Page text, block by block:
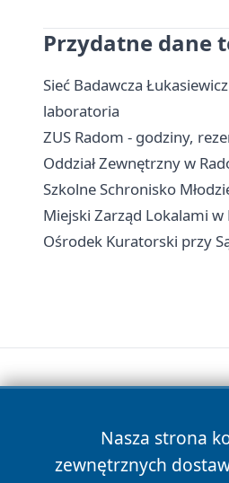
Przydatne dane
Sieć Badawcza
laboratoria
ZUS Radom - godziny,
Oddział Zewnętrzny w
Szkolne Schronisko
Miejski Zarząd Lokalami
Ośrodek Kuratorski przy
Nasza strona
zewnętrznych